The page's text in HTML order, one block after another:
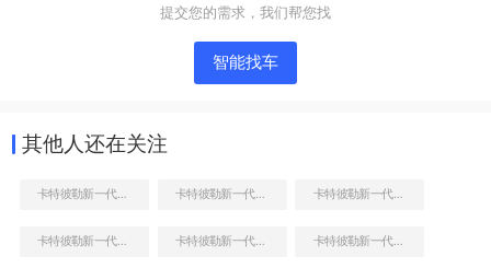
液压泵舱室正面整体
提交您的需求，我们帮您找
智能找车
其他人还在关注